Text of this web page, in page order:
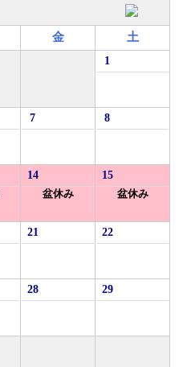
金 土
1
7 8
14
盆休み
15
盆休み
21 22
28 29